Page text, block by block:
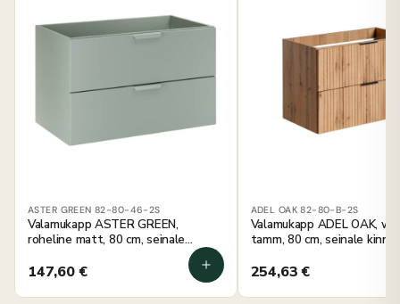
ASTER GREEN 82-80-46-2S
Valamukapp ASTER GREEN,
roheline matt, 80 cm, seinale
147,60€
ADEL OAK 82-80-B-2S
Valamukapp ADEL OAK,
tamm, 80 cm, seinale
254,63€